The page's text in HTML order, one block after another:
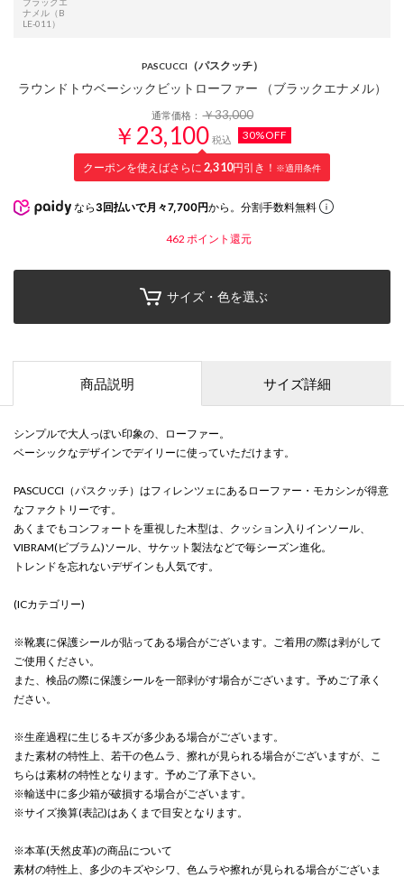
ナメル（B
LE-011）
PASCUCCI （パスクッチ）
ラウンドトウベーシックビットローファー （ブラックエナメル）
通常価格：￥33,000
￥23,100 税込 30%OFF
クーポンを使えばさらに 2,310円引き！ ※適用条件
なら 3回払いで月々7,700円から。分割手数料無料
462 ポイント還元
サイズ・色を選ぶ
商品説明 サイズ詳細
シンプルで大人っぽい印象の、ローファー。
ベーシックなデザインでデイリーに使っていただけます。
PASCUCCI（パスクッチ）はフィレンツェにあるローファー・モカシンが得意
なファクトリーです。
あくまでもコンフォートを重視した木型は、クッション入りインソール、
VIBRAM(ビブラム)ソール、サケット製法などで毎シーズン進化。
トレンドを忘れないデザインも人気です。
(ICカテゴリー)
※靴裏に保護シールが貼ってある場合がございます。ご着用の際は剥がして
ご使用ください。
また、検品の際に保護シールを一部剥がす場合がございます。予めご了承く
ださい。
※生産過程に生じるキズが多少ある場合がございます。
また素材の特性上、若干の色ムラ、擦れが見られる場合がございますが、こ
ちらは素材の特性となります。予めご了承下さい。
※輸送中に多少箱が破損する場合がございます。
※サイズ換算(表記)はあくまで目安となります。
※本革(天然皮革)の商品について
素材の特性上、多少のキズやシワ、色ムラや擦れが見られる場合がございま